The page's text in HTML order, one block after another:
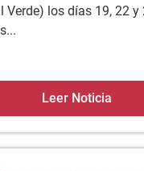
Verde) los días 19, 22 y
Leer Noticia